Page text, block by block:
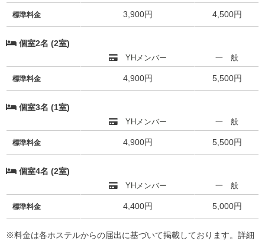
標準料金 3,900円 4,500円
個室2名 (2室)
YHメンバー 一 般
標準料金 4,900円 5,500円
個室3名 (1室)
YHメンバー 一 般
標準料金 4,900円 5,500円
個室4名 (2室)
YHメンバー 一 般
標準料金 4,400円 5,000円
※料金は各ホステルからの届出に基づいて掲載しております。詳細